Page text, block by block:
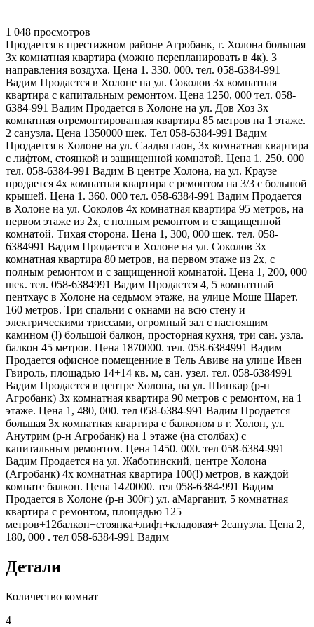
1 048 просмотров
Продается в престижном районе Агробанк, г. Холона большая
3х комнатная квартира (можно перепланировать в 4к). 3
направления воздуха. Цена 1. 330. 000. тел. 058-6384-991
Вадим Продается в Холоне на ул. Соколов 3х комнатная
квартира с капитальным ремонтом. Цена 1250, 000 тел. 058-
6384-991 Вадим Продается в Холоне на ул. Дов Хоз 3х
комнатная отремонтированная квартира 85 метров на 1 этаже.
2 санузла. Цена 1350000 шек. Тел 058-6384-991 Вадим
Продается в Холоне на ул. Саадья гаон, 3х комнатная квартира
с лифтом, стоянкой и защищенной комнатой. Цена 1. 250. 000
тел. 058-6384-991 Вадим В центре Холона, на ул. Краузе
продается 4х комнатная квартира с ремонтом на 3/3 с большой
крышей. Цена 1. 360. 000 тел. 058-6384-991 Вадим Продается
в Холоне на ул. Соколов 4х комнатная квартира 95 метров, на
первом этаже из 2х, с полным ремонтом и с защищенной
комнатой. Тихая сторона. Цена 1, 300, 000 шек. тел. 058-
6384991 Вадим Продается в Холоне на ул. Соколов 3х
комнатная квартира 80 метров, на первом этаже из 2х, с
полным ремонтом и с защищенной комнатой. Цена 1, 200, 000
шек. тел. 058-6384991 Вадим Продается 4, 5 комнатный
пентхаус в Холоне на седьмом этаже, на улице Моше Шарет.
160 метров. Три спальни с окнами на всю стену и
электрическими триссами, огромный зал с настоящим
камином (!) большой балкон, просторная кухня, три сан. узла.
балкон 45 метров. Цена 1870000. тел. 058-6384991 Вадим
Продается офисное помещенние в Тель Авиве на улице Ивен
Гвироль, площадью 14+14 кв. м, сан. узел. тел. 058-6384991
Вадим Продается в центре Холона, на ул. Шинкар (р-н
Агробанк) 3х комнатная квартира 90 метров с ремонтом, на 1
этаже. Цена 1, 480, 000. тел 058-6384-991 Вадим Продается
большая 3х комнатная квартира с балконом в г. Холон, ул.
Анутрим (р-н Агробанк) на 1 этаже (на столбах) с
капитальным ремонтом. Цена 1450. 000. тел 058-6384-991
Вадим Продается на ул. Жаботинский, центре Холона
(Агробанк) 4х комнатная квартира 100(!) метров, в каждой
комнате балкон. Цена 1420000. тел 058-6384-991 Вадим
Продается в Холоне (р-н ח300) ул. аМарганит, 5 комнатная
квартира с ремонтом, площадью 125
метров+12балкон+стоянка+лифт+кладовая+ 2санузла. Цена 2,
180, 000 . тел 058-6384-991 Вадим
Детали
Количество комнат
4